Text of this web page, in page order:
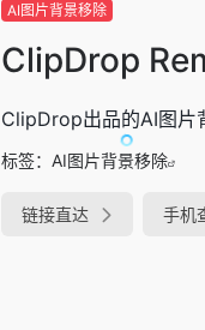
AI图片背景移除
ClipDrop
ClipDrop出品的AI图片
标签： AI图片背景移除
链接直达 手机